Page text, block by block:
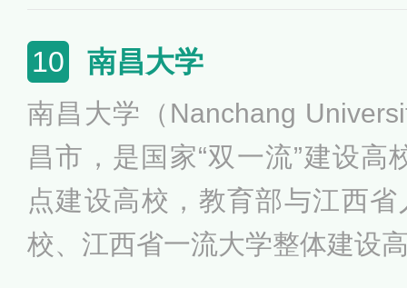
项学校，是山东省教育厅、山
潍坊市人民政府共建高校。山
学、理学、管理学等7大学科
设置麻醉学专业的院校之一，
人才培养的重要基地。
10 南昌大学
南昌大学（Nanchang
昌市，是国家“双一流”建设高
点建设高校，教育部与江西
校、江西省一流大学整体建设